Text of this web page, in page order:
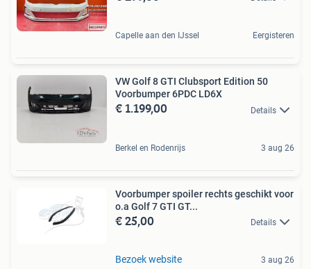
Capelle aan den IJssel Eergisteren
VW Golf 8 GTI Clubsport Edition 50
Voorbumper 6PDC LD6X
€ 1.199,00 Details
Berkel en Rodenrijs 3 aug 26
Voorbumper spoiler rechts geschikt voor
o.a Golf 7 GTI GT...
€ 25,00 Details
Bezoek website 3 aug 26